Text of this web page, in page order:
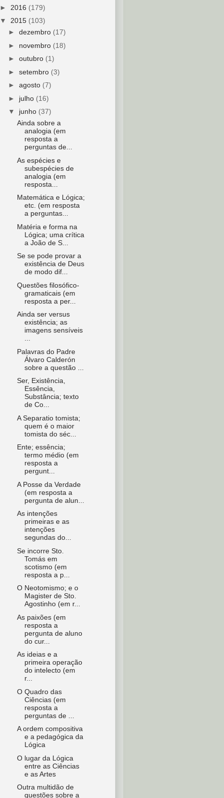
► 2016 (179)
▼ 2015 (103)
► dezembro (17)
► novembro (18)
► outubro (1)
► setembro (3)
► agosto (7)
► julho (16)
▼ junho (37)
Ainda sobre a
analogia (em
resposta a
perguntas de...
As espécies e
subespécies de
analogia (em
resposta...
Matemática e Lógica;
etc. (em resposta
a perguntas...
Matéria e forma na
Lógica; uma crítica
a João de S...
Se se pode provar a
existência de Deus
de modo dif...
Questões filosófico-
gramaticais (em
resposta a per...
Ainda ser versus
existência; as
imagens sensíveis
...
Palavras do Padre
Álvaro Calderón
sobre a questão ...
Ser, Existência,
Essência,
Substância; texto
de Co...
A Separatio tomista;
quem é o maior
tomista do séc...
Ente; essência;
termo médio (em
resposta a
pergunt...
A Posse da Verdade
(em resposta a
pergunta de alun...
As intenções
primeiras e as
intenções
segundas do...
Se incorre Sto.
Tomás em
scotismo (em
resposta a p...
O Neotomismo; e o
Magister de Sto.
Agostinho (em r...
As paixões (em
resposta a
pergunta de aluno
do cur...
As ideias e a
primeira operação
do intelecto (em
r...
O Quadro das
Ciências (em
resposta a
perguntas de ...
A ordem compositiva
e a pedagógica da
Lógica
O lugar da Lógica
entre as Ciências
e as Artes
Outra multidão de
questões sobre a